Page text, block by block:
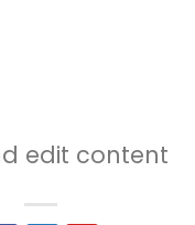
edit content